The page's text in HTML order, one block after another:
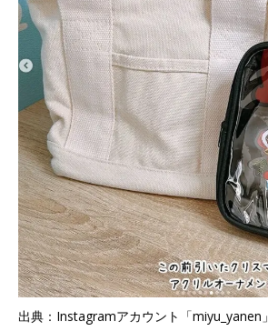
出典：Instagramアカウント「miyu_yanen」